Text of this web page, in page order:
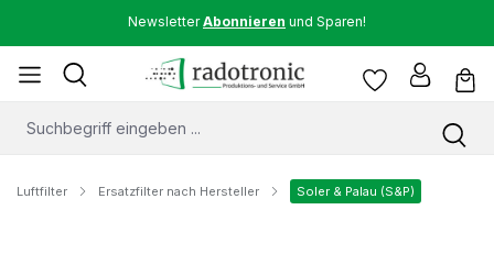
NewsletterAbonnieren und Sparen!
Luftfilter Ersatzfilter nach Hersteller Soler & Palau (S&P)